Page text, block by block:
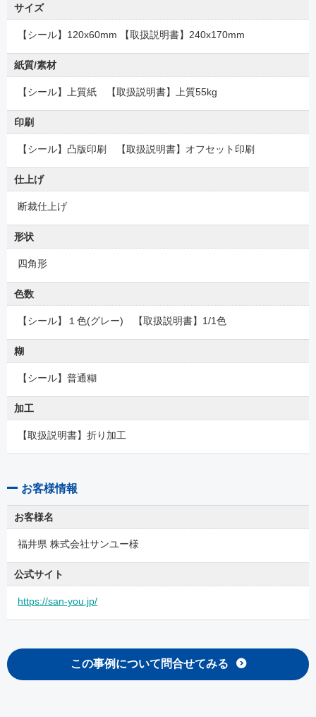
サイズ
【シール】120x60mm 【取扱説明書】240x170mm
紙質/素材
【シール】上質紙 【取扱説明書】上質55kg
印刷
【シール】凸版印刷 【取扱説明書】オフセット印刷
仕上げ
断裁仕上げ
形状
四角形
色数
【シール】１色(グレー) 【取扱説明書】1/1色
糊
【シール】普通糊
加工
【取扱説明書】折り加工
お客様情報
お客様名
福井県 株式会社サンユー様
公式サイト
https://san-you.jp/
この事例について問合せてみる